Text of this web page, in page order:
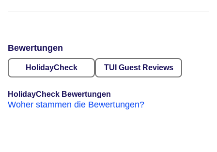
Bewertungen
HolidayCheck TUI Guest Reviews
HolidayCheck Bewertungen
Woher stammen die Bewertungen?